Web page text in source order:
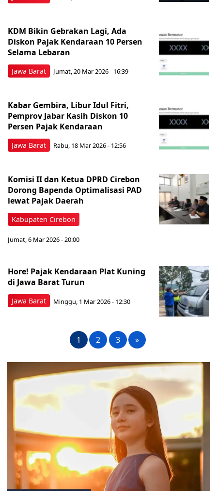
Jawa Barat
KDM Bikin Gebrakan Lagi, Ada
Diskon Pajak Kendaraan 10 Persen
Selama Lebaran
Jumat, 20 Mar 2026 - 16:39
Jawa Barat
Kabar Gembira, Libur Idul Fitri,
Pemprov Jabar Kasih Diskon 10
Persen Pajak Kendaraan
Rabu, 18 Mar 2026 - 12:56
Kabupaten Cirebon
Komisi II dan Ketua DPRD Cirebon
Dorong Bapenda Optimalisasi PAD
lewat Pajak Daerah
Jumat, 6 Mar 2026 - 20:00
Jawa Barat
Hore! Pajak Kendaraan Plat Kuning
di Jawa Barat Turun
Minggu, 1 Mar 2026 - 12:30
1 2 3 »